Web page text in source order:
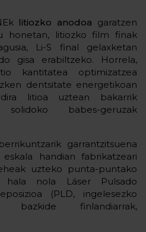
litiozko anodoa garatzen
honetan, litiozko film finak
Li-S final gelaxketan
gisa erabiltzeko. Horrela,
kantitatea optimizatzea
dentsitate energetikoan
litioa uztean bakarrik
babes-geruzak
garrantzitsuena
handian fabrikatzeari
uzteko punta-puntako
nola Láser Pulsado
(PLD, ingelesezko
bazkide finlandiarrak,